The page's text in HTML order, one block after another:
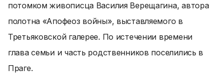
потомком живописца Василия Верещагина, автора
полотна «Апофеоз войны», выставляемого в
Третьяковской галерее. По истечении времени
глава семьи и часть родственников поселились в
Праге.